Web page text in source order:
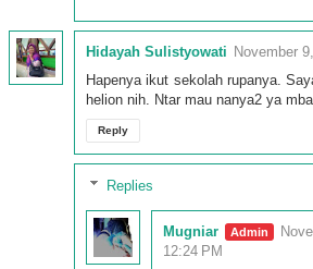
Hidayah Sulistyowati November
Hapenya ikut sekolah rupanya.
helion nih. Ntar mau nanya2 ya
Reply
Replies
Mugniar
12:24 PM